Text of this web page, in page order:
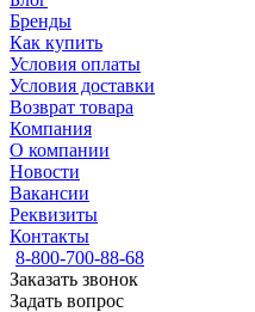
Бренды
Как купить
Условия оплаты
Условия доставки
Возврат товара
Компания
О компании
Новости
Вакансии
Реквизиты
Контакты
8-800-700-88-68
Заказать звонок
Задать вопрос